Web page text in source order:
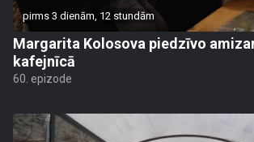
pirms 3 dienām, 12 stundām
Margarita Kolosova piedzīvo
kafejnīcā
60. epizode